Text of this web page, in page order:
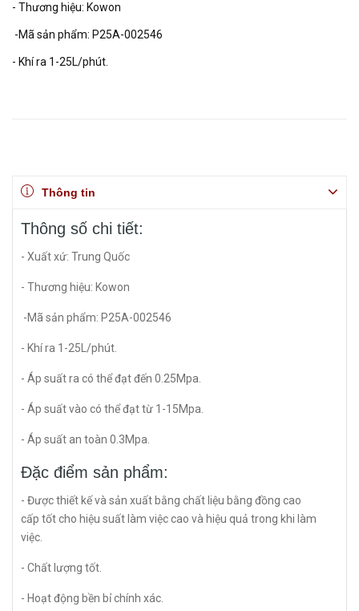
- Thương hiệu: Kowon
-Mã sản phẩm: P25A-002546
- Khí ra 1-25L/phút.
Thông tin
Thông số chi tiết:
- Xuất xứ: Trung Quốc
- Thương hiệu: Kowon
-Mã sản phẩm: P25A-002546
- Khí ra 1-25L/phút.
- Áp suất ra có thể đạt đến 0.25Mpa.
- Áp suất vào có thể đạt từ 1-15Mpa.
- Áp suất an toàn 0.3Mpa.
Đặc điểm sản phẩm:
- Được thiết kế và sản xuất bằng chất liệu bằng đồng cao
cấp tốt cho hiệu suất làm việc cao và hiệu quả trong khi làm
việc.
- Chất lượng tốt.
- Hoạt động bền bỉ chính xác.